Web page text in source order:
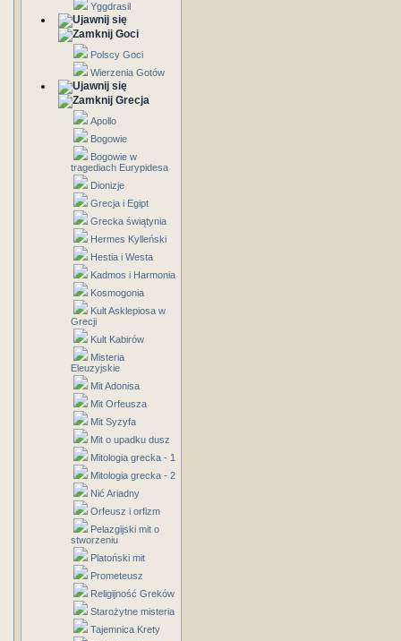
Yggdrasil
Goci
Polscy Goci
Wierzenia Gotów
Grecja
Apollo
Bogowie
Bogowie w
tragediach Eurypidesa
Dionizje
Grecja i Egipt
Grecka świątynia
Hermes Kylleński
Hestia i Westa
Kadmos i Harmonia
Kosmogonia
Kult Asklepiosa w
Grecji
Kult Kabirów
Misteria
Eleuzyjskie
Mit Adonisa
Mit Orfeusza
Mit Syzyfa
Mit o upadku dusz
Mitologia grecka - 1
Mitologia grecka - 2
Nić Ariadny
Orfeusz i orfizm
Pelazgijski mit o
stworzeniu
Platoński mit
Prometeusz
Religijność Greków
Starożytne misteria
Tajemnica Krety